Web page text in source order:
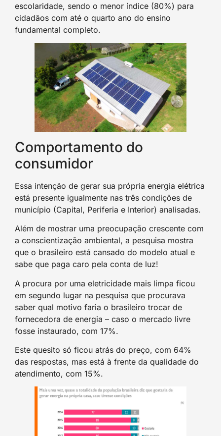
escolaridade, sendo o menor índice (80%) para
cidadãos com até o quarto ano do ensino
fundamental completo.
Comportamento do
consumidor
Essa intenção de gerar sua própria energia elétrica
está presente igualmente nas três condições de
município (Capital, Periferia e Interior) analisadas.
Além de mostrar uma preocupação crescente com
a conscientização ambiental, a pesquisa mostra
que o brasileiro está cansado do modelo atual e
sabe que paga caro pela conta de luz!
A procura por uma eletricidade mais limpa ficou
em segundo lugar na pesquisa que procurava
saber qual motivo faria o brasileiro trocar de
fornecedora de energia – caso o mercado livre
fosse instaurado, com 17%.
Este quesito só ficou atrás do preço, com 64%
das respostas, mas está à frente da qualidade do
atendimento, com 15%.